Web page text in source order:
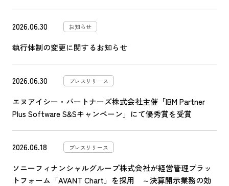
2026.06.30 お知らせ
執行体制の変更に関するお知らせ
2026.06.30 プレスリリース
エヌアイシー・パートナーズ株式会社主催「IBM Partner
Plus Software S&Sキャンペーン」にて優秀賞を受賞
2026.06.18 プレスリリース
ソニーフィナンシャルグループ株式会社が経営管理プラッ
トフォーム「AVANT Chart」を採用 ～決算開示業務の効